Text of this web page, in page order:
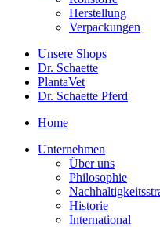
Herstellung
Verpackungen
Unsere Shops
Dr. Schaette
PlantaVet
Dr. Schaette Pferd
Home
Unternehmen
Über uns
Philosophie
Historie
International